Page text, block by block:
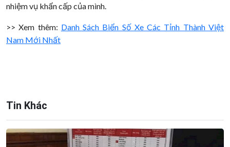
nhiệm vụ khẩn cấp của mình.
>> Xem thêm: Danh Sách Biển Số Xe Các Tỉnh Thành Việt
Nam Mới Nhất
Tin Khác